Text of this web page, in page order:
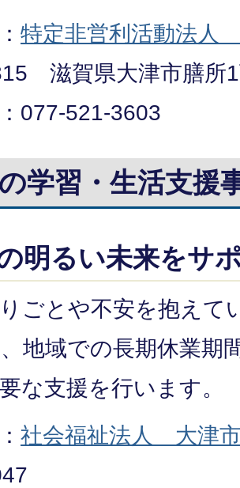
特定非営利活動法人
滋賀県大津市膳所
077-521-3603
学習・生活支援
明るい未来をサ
ごとや不安を抱えて
地域での長期休業期
な支援を行います。
社会福祉法人 大津